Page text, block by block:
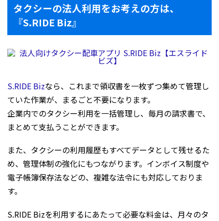
タクシーの法人利用をお考えの方は、
『S.RIDE Biz』
S.RIDE Bizなら、これまで領収書を一枚ずつ集めて管理し
ていた作業が、まるごと不要になります。
企業内でのタクシー利用を一括管理し、毎月の請求書で、
まとめて支払うことができます。
また、タクシーの利用履歴もすべてデータとして残せるた
め、管理体制の強化にもつながります。インボイス制度や
電子帳簿保存法などの、複雑な法令にも対応しておりま
す。
S.RIDE Bizを利用するにあたって必要な料金は、月々のタ